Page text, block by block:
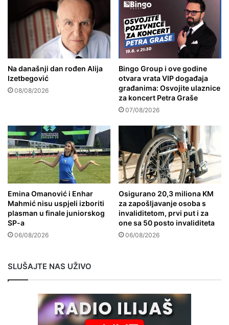
Na današnji dan rođen Alija
Izetbegović
08/08/2026
Bingo Group i ove godine
otvara vrata VIP događaja
građanima: Osvojite ulaznice
za koncert Petra Graše
07/08/2026
Emina Omanović i Enhar
Mahmić nisu uspjeli izboriti
plasman u finale juniorskog
SP-a
06/08/2026
Osigurano 20,3 miliona KM
za zapošljavanje osoba s
invaliditetom, prvi put i za
one sa 50 posto invaliditeta
06/08/2026
SLUŠAJTE NAS UŽIVO